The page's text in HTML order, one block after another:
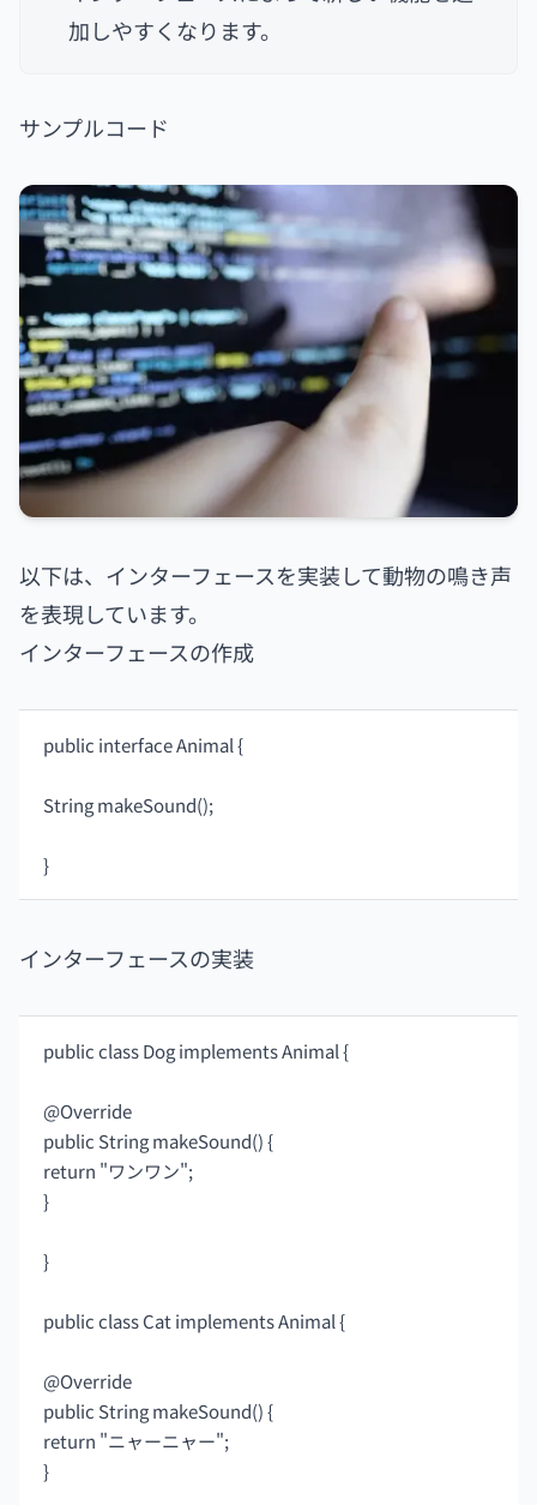
加しやすくなります。
サンプルコード
以下は、インターフェースを実装して動物の鳴き声
を表現しています。
インターフェースの作成
public interface Animal {
String makeSound();
}
インターフェースの実装
public class Dog implements Animal {
@Override
public String makeSound() {
return "ワンワン";
}
}
public class Cat implements Animal {
@Override
public String makeSound() {
return "ニャーニャー";
}